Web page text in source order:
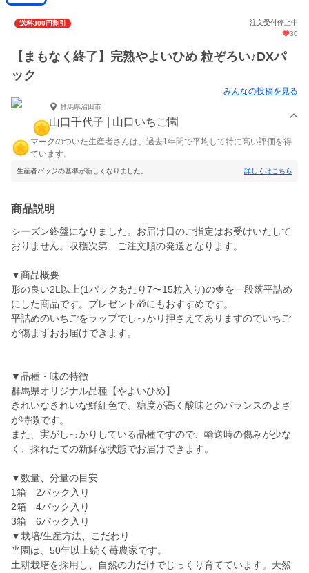
送料300円割引
注文受付停止中
30
【まもなく終了】完熟やよいひめ 粒ぞろい♪DXパ
ック
みんなの投稿を見る
群馬県沼田市
山口千代子 | 山口いちご園
マークのついた生産者さんは、過去1年間で平均して特に高い評価を得
ています。
生産者バッジの基準が新しくなりました。 詳しくはこちら
商品説明
シーズン終盤になりました。お届け日のご指定はお受けいたして
おりません。収穫次第、ご注文順の発送となります。
▼商品概要
形の良い2L以上(1パックあたり7〜15粒入り)の🍓を一段落平詰め
にした商品です。プレゼント🎁にもおすすめです。
平詰めのいちごをラップでしっかり押さえてありますのでいちご
が傷まずおお届けできます。
▼品種・味の特徴
群馬県オリジナル品種【やよいひめ】
きれいなきれいな鮮紅色で、糖度が高く酸味とのバランスのよさ
が特徴です。
また、実がしっかりしている品種ですので、輸送時の傷みが少な
く、採れたての新鮮な状態でお届けできます。
▼数量、分量の目安
1箱 2パック入り
2箱 4パック入り
3箱 6パック入り
▼栽培/生産方法、こだわり
当園は、50年以上続く苺農家です。
土耕栽培を採用し、自然の力だけでじっくり育てています。天然